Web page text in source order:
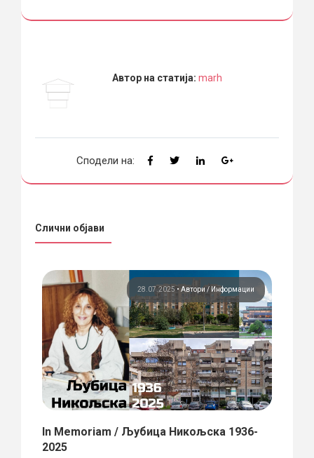
Автор на статија: marh
Сподели на:
Слични објави
28.07.2025 • Автори Информации
In Memoriam / Љубица Никољска​​ 1936-
2025